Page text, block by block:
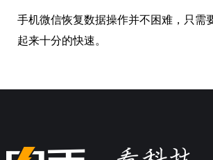
手机微信恢复数据操作并不困难，只需
起来十分的快速。